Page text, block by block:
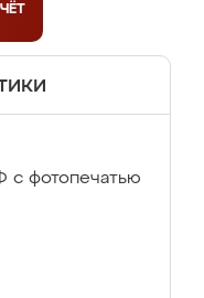
фотопечатью